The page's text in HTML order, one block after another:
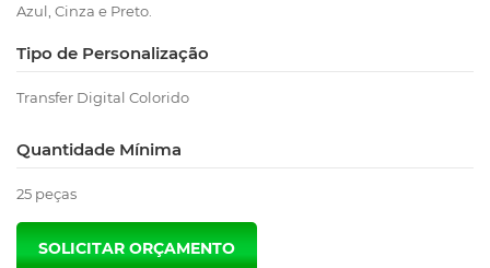
Azul, Cinza e Preto.
Tipo de Personalização
Transfer Digital Colorido
Quantidade Mínima
25 peças